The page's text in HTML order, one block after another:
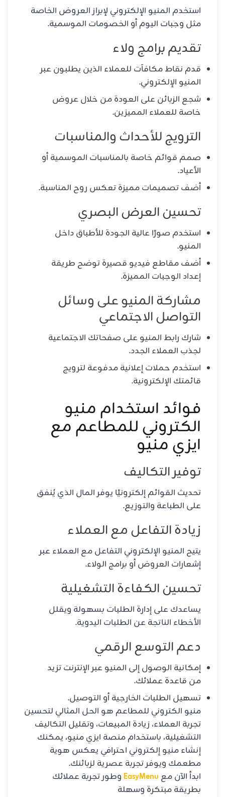
استخدم المنيو الإلكتروني لإبراز العروض الخاصة
مثل وجبات اليوم أو الخصومات الموسمية.
تقديم برامج ولاء
قدم نقاط مكافآت للعملاء الذين يطلبون عبر
المنيو الإلكتروني.
شجع الزبائن على العودة من خلال عروض
خاصة للعملاء المميزين.
الترويج للأحداث والمناسبات
صمم قوائم خاصة بالمناسبات الموسمية أو
الأعياد.
أضف تصميمات مميزة تعكس روح المناسبة.
تحسين العرض البصري
استخدم صورًا عالية الجودة للأطباق داخل
المنيو.
أضف مقاطع فيديو قصيرة توضح طريقة
إعداد الوجبات المميزة.
مشاركة المنيو على وسائل
التواصل الاجتماعي
شارك رابط المنيو على صفحاتك الاجتماعية
لجذب العملاء الجدد.
استخدم حملات إعلانية مدفوعة لترويج
قائمتك الإلكترونية.
فوائد استخدام منيو
الكتروني للمطاعم مع
ايزي منيو
توفير التكاليف
تحديث القوائم إلكترونيًا يوفر المال الذي يُنفق
على الطباعة والتوزيع.
زيادة التفاعل مع العملاء
يتيح المنيو الإلكتروني التفاعل مع العملاء عبر
إشعارات العروض أو برامج الولاء.
تحسين الكفاءة التشغيلية
يساعدك على إدارة الطلبات بسهولة ويقلل
الأخطاء الناتجة عن الطلبات اليدوية.
دعم التوسع الرقمي
إمكانية الوصول إلى المنيو عبر الإنترنت تزيد
من قاعدة عملائك.
تسهيل الطلبات الخارجية أو التوصيل.
منيو الكتروني للمطاعم هو الحل المثالي لتحسين
تجربة العملاء، زيادة المبيعات، وتقليل التكاليف
التشغيلية، باستخدام منصة ايزي منيو، يمكنك
إنشاء منيو إلكتروني احترافي يعكس هوية
مطعمك ويوفر تجربة عصرية لزبائنك.
ابدأ الآن مع EasyMenu وطور تجربة عملائك
بطريقة مبتكرة وسهلة